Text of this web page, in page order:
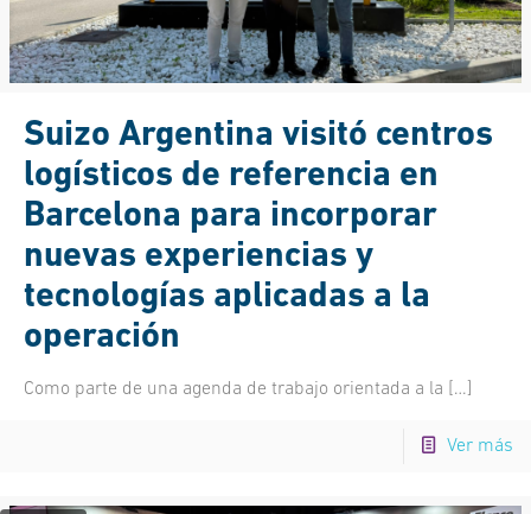
Suizo Argentina visitó centros
logísticos de referencia en
Barcelona para incorporar
nuevas experiencias y
tecnologías aplicadas a la
operación
Como parte de una agenda de trabajo orientada a la […]
Ver más